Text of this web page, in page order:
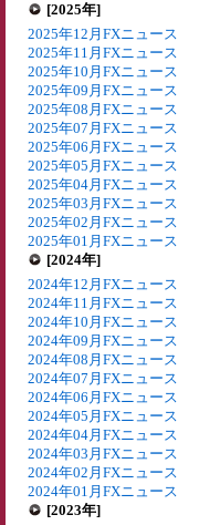
[2025年]
2025年12月FXニュース
2025年11月FXニュース
2025年10月FXニュース
2025年09月FXニュース
2025年08月FXニュース
2025年07月FXニュース
2025年06月FXニュース
2025年05月FXニュース
2025年04月FXニュース
2025年03月FXニュース
2025年02月FXニュース
2025年01月FXニュース
[2024年]
2024年12月FXニュース
2024年11月FXニュース
2024年10月FXニュース
2024年09月FXニュース
2024年08月FXニュース
2024年07月FXニュース
2024年06月FXニュース
2024年05月FXニュース
2024年04月FXニュース
2024年03月FXニュース
2024年02月FXニュース
2024年01月FXニュース
[2023年]